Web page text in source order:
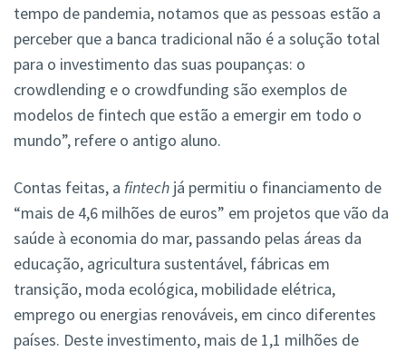
tempo de pandemia, notamos que as pessoas estão a
perceber que a banca tradicional não é a solução total
para o investimento das suas poupanças: o
crowdlending e o crowdfunding são exemplos de
modelos de fintech que estão a emergir em todo o
mundo”, refere o antigo aluno.
Contas feitas, a fintech já permitiu o financiamento de
“mais de 4,6 milhões de euros” em projetos que vão da
saúde à economia do mar, passando pelas áreas da
educação, agricultura sustentável, fábricas em
transição, moda ecológica, mobilidade elétrica,
emprego ou energias renováveis, em cinco diferentes
países. Deste investimento, mais de 1,1 milhões de